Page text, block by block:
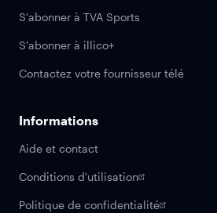
S'abonner à TVA Sports
S'abonner à illico+
Contactez votre fournisseur télé
Informations
Aide et contact
Conditions d'utilisation
Politique de confidentialité